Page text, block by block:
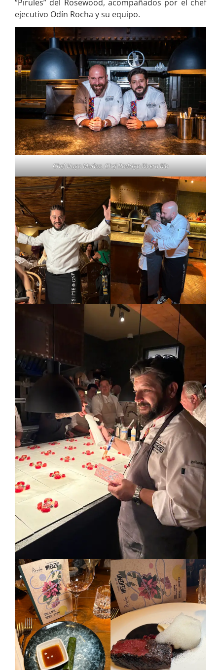
“Pirules” del Rosewood, acompañados por el chef
ejecutivo Odín Rocha y su equipo.
Chef Hugo Muñoz, Chef Rodrigo Rivera Río